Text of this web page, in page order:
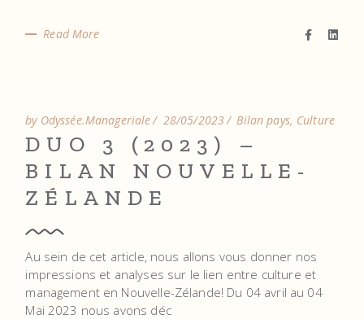
Read More
by Odyssée.Manageriale 28/05/2023 Bilan pays Culture
DUO 3 (2023) –
BILAN NOUVELLE-
ZÉLANDE
Au sein de cet article, nous allons vous donner nos
impressions et analyses sur le lien entre culture et
management en Nouvelle-Zélande! Du 04 avril au 04
Mai 2023 nous avons déc